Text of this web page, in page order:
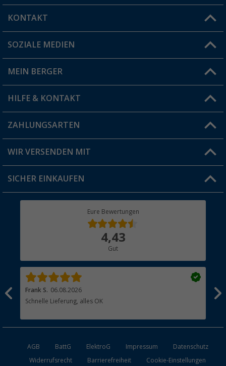
KONTAKT
Du hast eine Frage?
Filiale finden
SOZIALE MEDIEN
MEIN BERGER
Vorteilskarte
Blog
Jobs & Karriere
HILFE & KONTAKT
FAQ & Kontakt
Versandinformationen
Rücksendung
ZAHLUNGSARTEN
WIR VERSENDEN MIT
SICHER EINKAUFEN
Eure Bewertungen
4,43
Gut
Frank S. 06.08.2026
Schnelle Lieferung, alles OK
AGB BattG ElektroG Impressum
Datenschutz
Widerrufsrecht
Barrierefreiheit Cookie-Einstellungen